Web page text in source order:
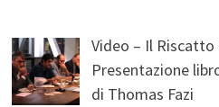
Video – Il
Presentazione
di Thomas Fazi